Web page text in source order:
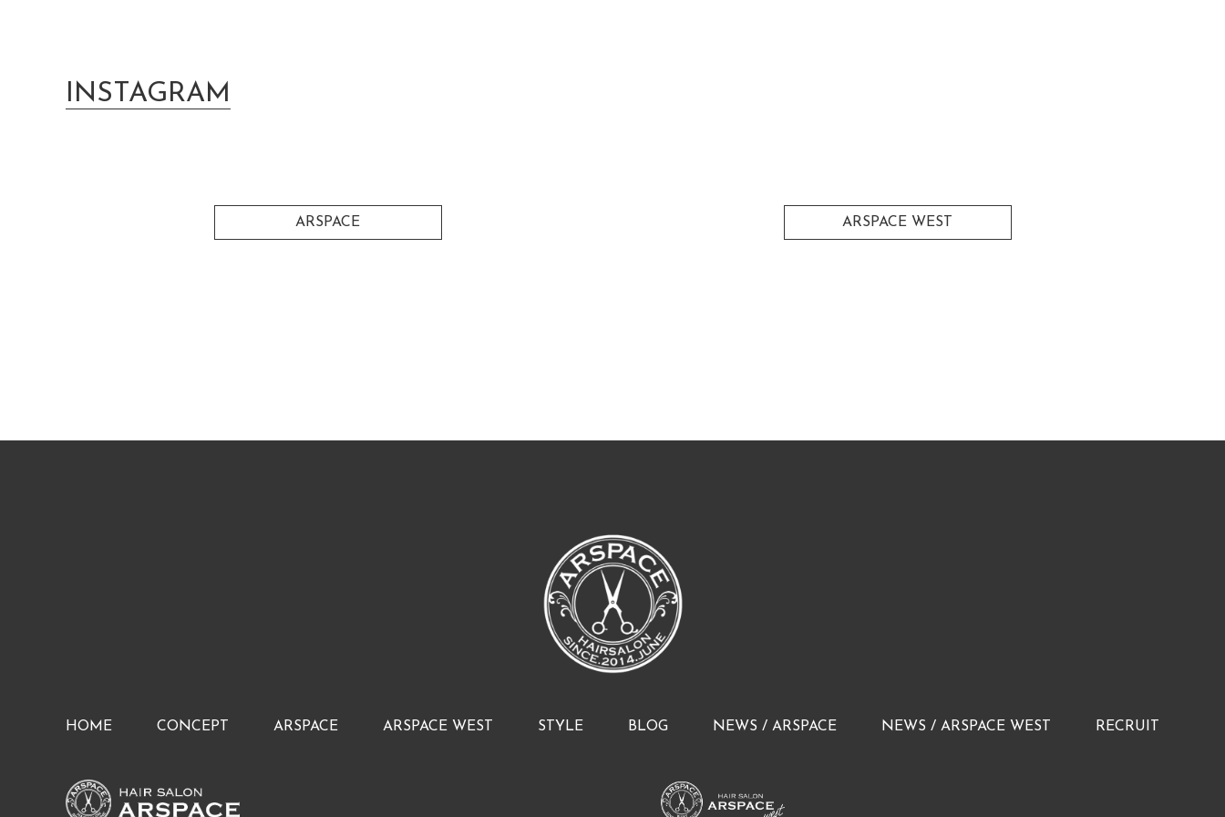
INSTAGRAM
ARSPACE ARSPACE WEST
HOME CONCEPT ARSPACE ARSPACE WEST STYLE BLOG NEWS / ARSPACE NEWS / ARSPACE WEST RECRUIT